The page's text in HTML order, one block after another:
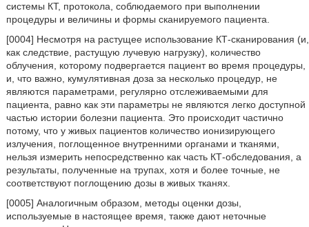
системы КТ, протокола, соблюдаемого при выполнении
процедуры и величины и формы сканируемого пациента.
[0004] Несмотря на растущее использование КТ-сканирования (и,
как следствие, растущую лучевую нагрузку), количество
облучения, которому подвергается пациент во время процедуры,
и, что важно, кумулятивная доза за несколько процедур, не
являются параметрами, регулярно отслеживаемыми для
пациента, равно как эти параметры не являются легко доступной
частью истории болезни пациента. Это происходит частично
потому, что у живых пациентов количество ионизирующего
излучения, поглощенное внутренними органами и тканями,
нельзя измерить непосредственно как часть КТ-обследования, а
результаты, полученные на трупах, хотя и более точные, не
соответствуют поглощению дозы в живых тканях.
[0005] Аналогичным образом, методы оценки дозы,
используемые в настоящее время, также дают неточные